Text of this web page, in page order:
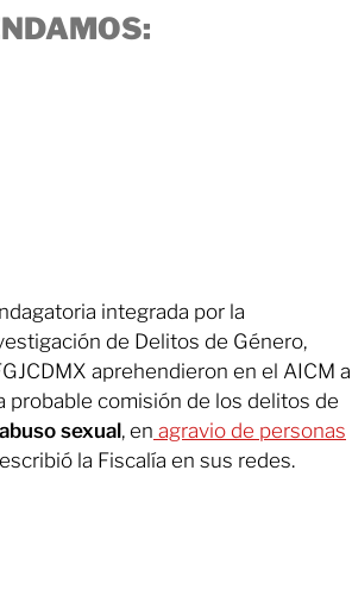
integrada por la
de Delitos de Género,
aprehendieron en el AICM a
probable comisión de los delitos de
sexual, en agravio de personas
escribió la Fiscalía en sus redes.